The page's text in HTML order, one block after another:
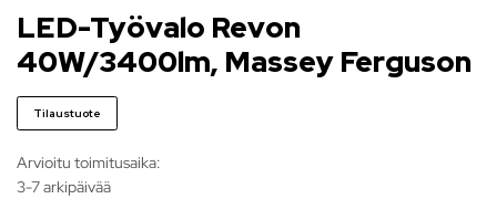
LED-Työvalo Revon
40W/3400lm, Massey Ferguson
Tilaustuote
Arvioitu toimitusaika:
3-7 arkipäivää